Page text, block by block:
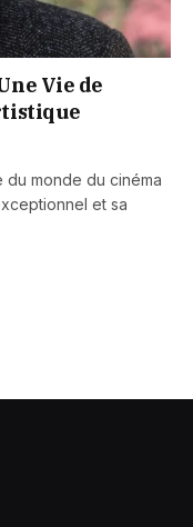
Vie de
monde du cinéma
et sa